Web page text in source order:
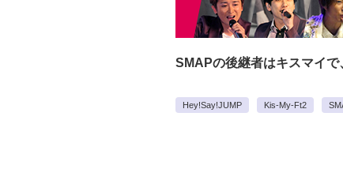
SMAPの後継者はキスマイ
Hey!Say!JUMP Kis-My-Ft2